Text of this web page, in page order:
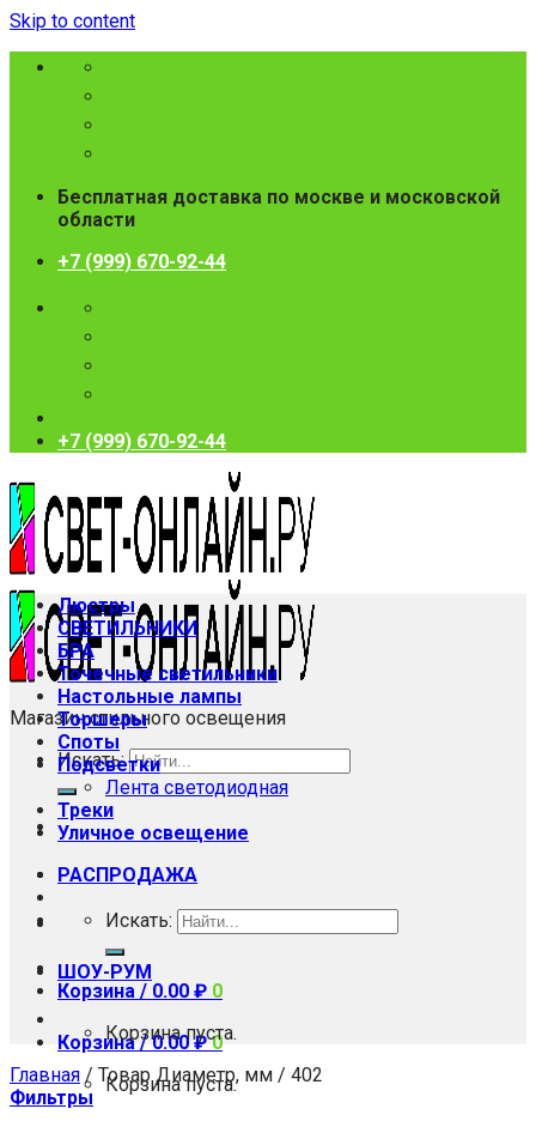
Skip to content
Бесплатная доставка по москве и московской
области
+7 (999) 670-92-44
+7 (999) 670-92-44
Магазин стильного освещения
Искать:
РАСПРОДАЖА
ШОУ-РУМ
Корзина /0.00₽ 0
Корзина пуста.
Люстры
СВЕТИЛЬНИКИ
БРА
Точечные светильники
Настольные лампы
Торшеры
Споты
Подсветки
Лента светодиодная
Треки
Уличное освещение
Искать:
Корзина / 0.00 ₽ 0
Корзина пуста.
Главная / Товар Диаметр, мм / 402
Фильтры